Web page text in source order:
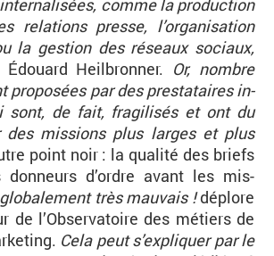
in­ter­na­li­sées, comme la pro­duc­tion
re­la­tions presse, l’or­ga­ni­sa­tion
la ges­tion des ré­seaux so­ciaux,
Édouard Heil­bron­ner. Or, nombre
pro­po­sées par des pres­ta­taires in­
sont, de fait, fra­gi­li­sés et ont du
des mis­sions plus larges et plus
point noir : la qua­lité des briefs
don­neurs d’ordre avant les mis­
très mau­vais !dé­plore
de l’Ob­ser­va­toire des mé­tiers de
Cela peut s’ex­pli­quer par le